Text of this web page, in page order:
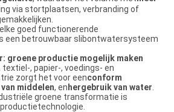
via stortplaatsen, verbranding of
goed functionerende
een betrouwbaar slibontwatersysteem
groene productie mogelijk maken
, papier-, voedings- en
zorgt het voor eenconform
middelen, en hergebruik van water.
groene transformatie is